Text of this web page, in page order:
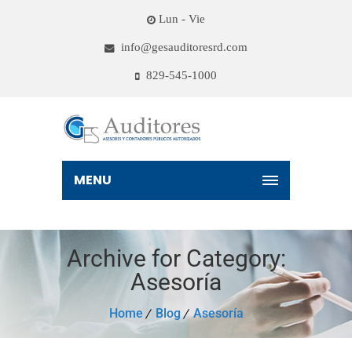
Lun - Vie
info@gesauditoresrd.com
829-545-1000
MENU
Archive for Category:
Asesoría
Home Blog Asesoría